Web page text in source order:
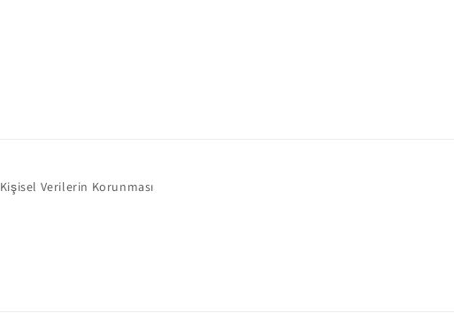
Kişisel Verilerin Korunması